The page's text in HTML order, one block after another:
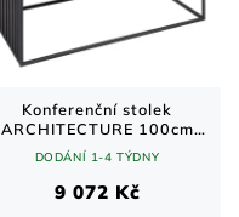
Konferenční stolek
ARCHITECTURE 100cm
dub a kov
DODÁNÍ 1-4 TÝDNY
9 072 Kč